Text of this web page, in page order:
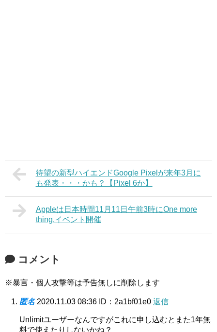
待望の新型ハイエンドGoogle Pixelが来年3月に
も発表・・・かも？【Pixel 6か】
Appleは日本時間11月11日午前3時にOne more
thing.イベント開催
コメント
※暴言・個人攻撃等は予告無しに削除します
匿名 2020.11.03 08:36 ID：2a1bf01e0 返信
Unlimitユーザーなんですがこれに申し込むとまた1年無
料で使えたりしないかね？